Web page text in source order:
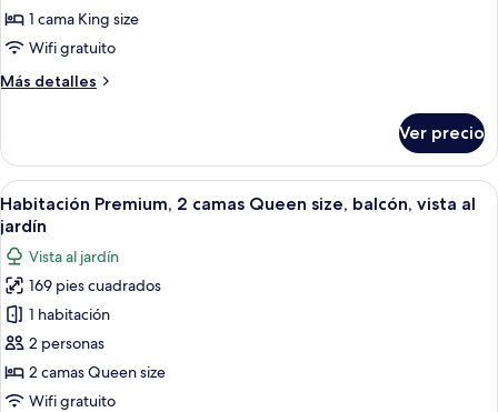
la
alberca
Habitación
Deluxe,
cama
vista
a
la
alberca
1 cama King size
Wifi gratuito
Más detalles
Más
Deluxe,
cama
King
size,
vista
a
la
alberca
Ver precio
Abrir
todas
las
fotos
de
Habitación
Premium,
2
camas
Habitación de hotel con dos camas,
5
Habitación Premium, 2 camas Queen size, balcón, vista al
jardín
Vista al jardín
169 pies cuadrados
1 habitación
2 personas
2 camas Queen size
Wifi gratuito